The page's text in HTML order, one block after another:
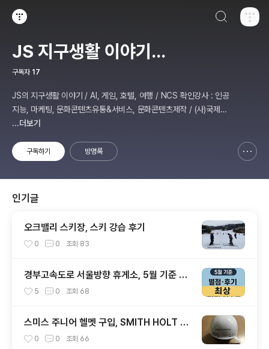
JS 지구생활 이야기...
구독자 17
JS의 지구생활 이야기 / AI, 게임, 호텔, 여행 / NCS 확인강사 : 인공
지능, 마케팅, 문화콘텐츠유통&서비스, 문화콘텐츠제작 / (사)국제미
디어예술협회 강원지부장 겸 수석연구원
...더보기
구독하기 방명록
인기글
오크밸리 스키장, 스키 강습 후기
0 0 조회 83
경부고속도로 서울방향 휴게소, 5월 기준 맛
집 리스트
5 0 조회 68
스미스 주니어 헬멧 구입, SMITH HOLT JR
1920
0 0 조회 66